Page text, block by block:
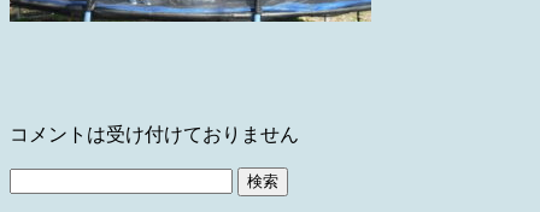
コメントは受け付けておりません